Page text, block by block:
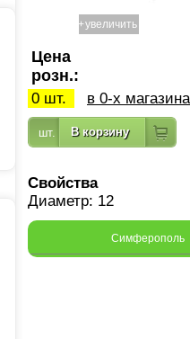
+увеличить
Цена
розн.:
0 шт. в 0-х
Свойства
Диаметр: 12
Симферополь